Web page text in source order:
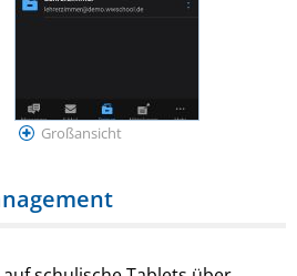
Großansicht